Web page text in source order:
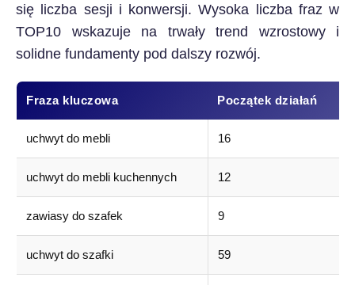
się liczba sesji i konwersji. Wysoka liczba fraz w
TOP10 wskazuje na trwały trend wzrostowy i
solidne fundamenty pod dalszy rozwój.
Fraza kluczowa Początek działań
uchwyt do mebli 16
uchwyt do mebli kuchennych 12
zawiasy do szafek 9
uchwyt do szafki 59